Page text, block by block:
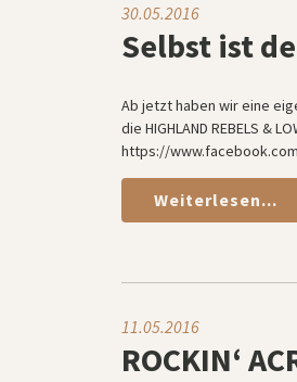
30.05.2016
Selbst ist
Ab jetzt haben wir eine
die HIGHLAND REBELS &
https://
Weiterlesen...
11.05.2016
ROCKIN‘